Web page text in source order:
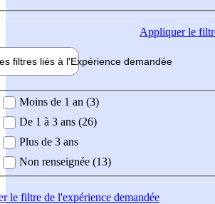
Appliquerle
filtres liés à l'Expérience demandée
demandée
Moins de 1 an (3)
De 1 à 3 ans (26)
Plus de 3 ans
Non renseignée (13)
le filtre de l'expérience demandée